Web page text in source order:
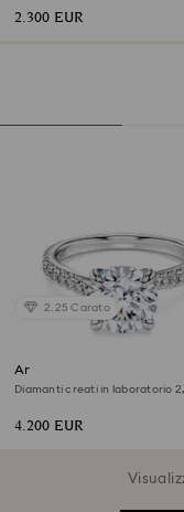
2.300 EUR
2.25 Carato
Anello solitario Eternity
Diamanti creati in laboratorio
4.200 EUR